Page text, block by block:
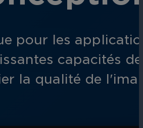
la sécurité dans les
d'enseignement.
pour les
capacités
la qualité de